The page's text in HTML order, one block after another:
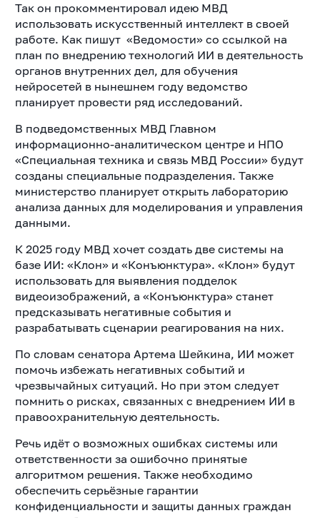
Так он прокомментировал идею МВД
использовать искусственный интеллект в своей
работе. Как пишут «Ведомости» со ссылкой на
план по внедрению технологий ИИ в деятельность
органов внутренних дел, для обучения
нейросетей в нынешнем году ведомство
планирует провести ряд исследований.
В подведомственных МВД Главном
информационно-аналитическом центре и НПО
«Специальная техника и связь МВД России» будут
созданы специальные подразделения. Также
министерство планирует открыть лабораторию
анализа данных для моделирования и управления
данными.
К 2025 году МВД хочет создать две системы на
базе ИИ: «Клон» и «Конъюнктура». «Клон» будут
использовать для выявления подделок
видеоизображений, а «Конъюнктура» станет
предсказывать негативные события и
разрабатывать сценарии реагирования на них.
По словам сенатора Артема Шейкина, ИИ может
помочь избежать негативных событий и
чрезвычайных ситуаций. Но при этом следует
помнить о рисках, связанных с внедрением ИИ в
правоохранительную деятельность.
Речь идёт о возможных ошибках системы или
ответственности за ошибочно принятые
алгоритмом решения. Также необходимо
обеспечить серьёзные гарантии
конфиденциальности и защиты данных граждан